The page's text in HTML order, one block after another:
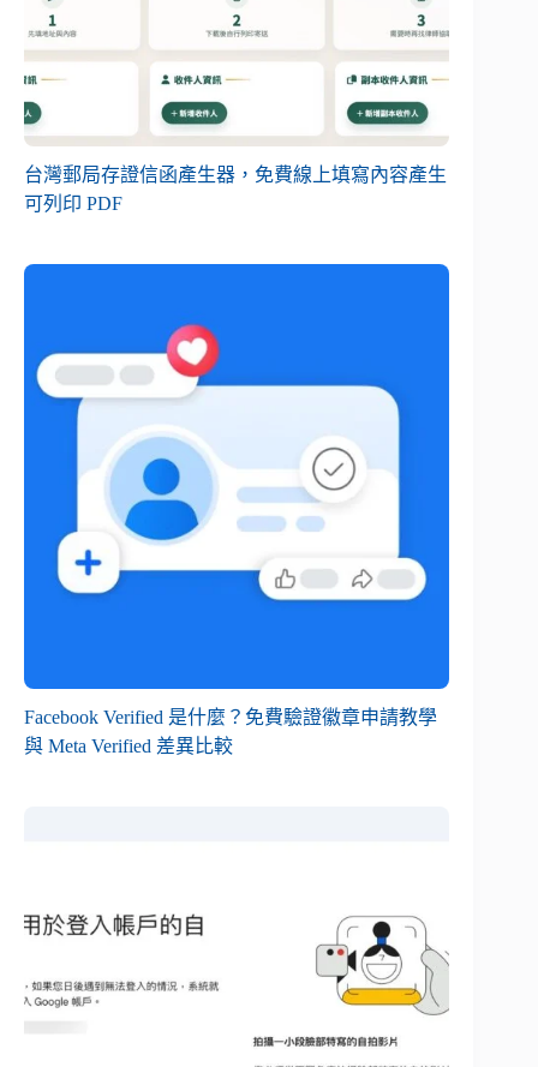
台灣郵局存證信函產生器，免費線上填寫內容產生
可列印 PDF
Facebook Verified 是什麼？免費驗證徽章申請教學
與 Meta Verified 差異比較